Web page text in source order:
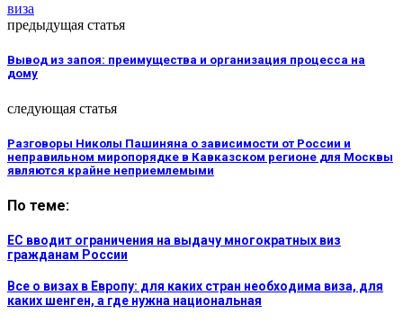
виза
предыдущая статья
Вывод из запоя: преимущества и организация процесса на
дому
следующая статья
Разговоры Николы Пашиняна о зависимости от России и
неправильном миропорядке в Кавказском регионе для Москвы
являются крайне неприемлемыми
По теме:
ЕС вводит ограничения на выдачу многократных виз
гражданам России
Все о визах в Европу: для каких стран необходима виза, для
каких шенген, а где нужна национальная